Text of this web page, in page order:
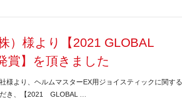
）様より【2021 GLOBAL
賞】を頂きました
様より、ヘルムマスターEX用ジョイスティックに関する
き、【2021 GLOBAL …